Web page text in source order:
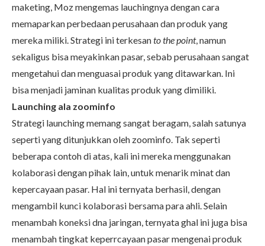
maketing, Moz mengemas lauchingnya dengan cara
memaparkan perbedaan perusahaan dan produk yang
mereka miliki. Strategi ini terkesanto the point, namun
sekaligus bisa meyakinkan pasar, sebab perusahaan sangat
mengetahui dan menguasai produk yang ditawarkan. Ini
bisa menjadi jaminan kualitas produk yang dimiliki.
Launching ala zoominfo
Strategi launching memang sangat beragam, salah satunya
seperti yang ditunjukkan oleh zoominfo. Tak seperti
beberapa contoh di atas, kali ini mereka menggunakan
kolaborasi dengan pihak lain, untuk menarik minat dan
kepercayaan pasar. Hal ini ternyata berhasil, dengan
mengambil kunci kolaborasi bersama para ahli. Selain
menambah koneksi dna jaringan, ternyata ghal ini juga bisa
menambah tingkat keperrcayaan pasar mengenai produk